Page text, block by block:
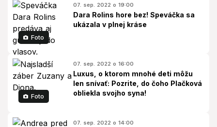
Foto
07. sep. 2022 o 19:00
Dara Rolins hore bez! Speváčka sa
ukázala v plnej kráse
Foto
07. sep. 2022 o 16:00
Luxus, o ktorom mnohé deti môžu
len snívať: Pozrite, do čoho Plačková
obliekla svojho syna!
07. sep. 2022 o 14:00